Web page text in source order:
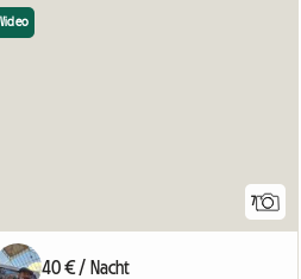
7
Video
40 € / Nacht